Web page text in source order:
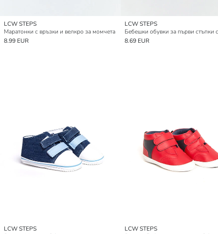
LCW STEPS
Маратонки с връзки и велкро за момчета
8.99 EUR
LCW STEPS
8.69 EUR
LCW STEPS
LCW STEPS